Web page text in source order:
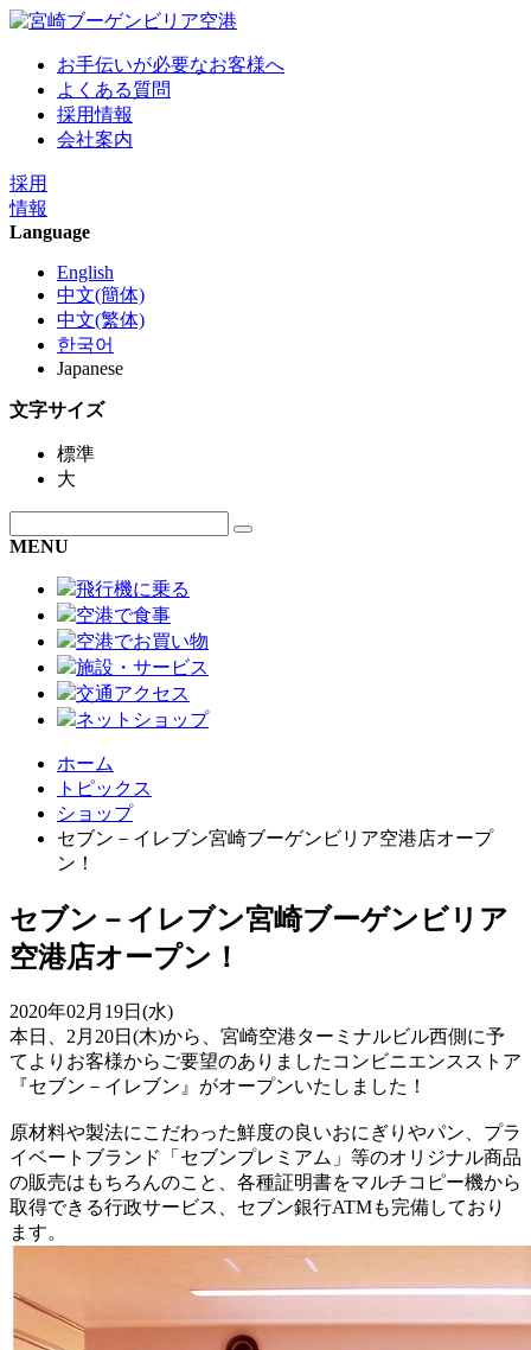
お手伝いが必要なお客様へ
よくある質問
採用情報
会社案内
採用
情報
Language
English
中文(簡体)
中文(繁体)
한국어
Japanese
文字サイズ
標準
大
MENU
飛行機に乗る
空港で食事
空港でお買い物
施設・サービス
交通アクセス
ネットショップ
ホーム
トピックス
ショップ
セブン－イレブン宮崎ブーゲンビリア空港店オープ
ン！
セブン－イレブン宮崎ブーゲンビリア
空港店オープン！
2020年02月19日(水)
本日、2月20日(木)から、宮崎空港ターミナルビル西側に予
てよりお客様からご要望のありましたコンビニエンスストア
『セブン－イレブン』がオープンいたしました！
原材料や製法にこだわった鮮度の良いおにぎりやパン、プラ
イベートブランド「セブンプレミアム」等のオリジナル商品
の販売はもちろんのこと、各種証明書をマルチコピー機から
取得できる行政サービス、セブン銀行ATMも完備しており
ます。